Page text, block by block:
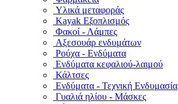
Υλικά μεταφοράς
Kayak Εξοπλισμός
Φακοί - Λάμπες
Αξεσουάρ ενδυμάτων
Ρούχα - Ενδύματα
Ενδύματα κεφαλιού-λαιμού
Κάλτσες
Ενδύματα - Τεχνική Ενδυμασία
Γυαλιά ηλίου - Μάσκες